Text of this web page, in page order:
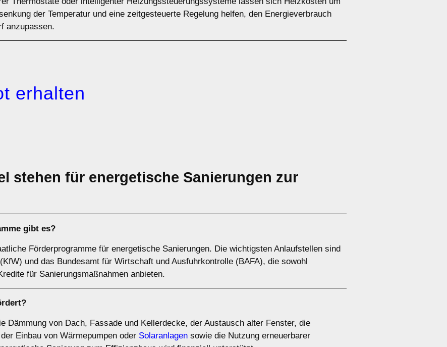
der Temperatur und eine zeitgesteuerte Regelung helfen, den Energieverbrauch
anzupassen.
erhalten
stehen für energetische Sanierungen zur
gibt es?
Förderprogramme für energetische Sanierungen. Die wichtigsten Anlaufstellen sind
und das Bundesamt für Wirtschaft und Ausfuhrkontrolle (BAFA), die sowohl
für Sanierungsmaßnahmen anbieten.
Dämmung von Dach, Fassade und Kellerdecke, der Austausch alter Fenster, die
Einbau von Wärmepumpen oder Solaranlagen sowie die Nutzung erneuerbarer